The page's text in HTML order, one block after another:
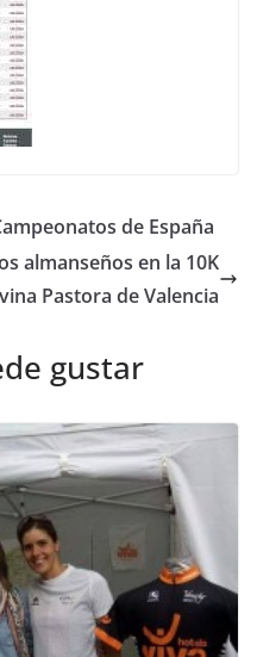
de España
almanseños en la 10K
Pastora de Valencia
gustar